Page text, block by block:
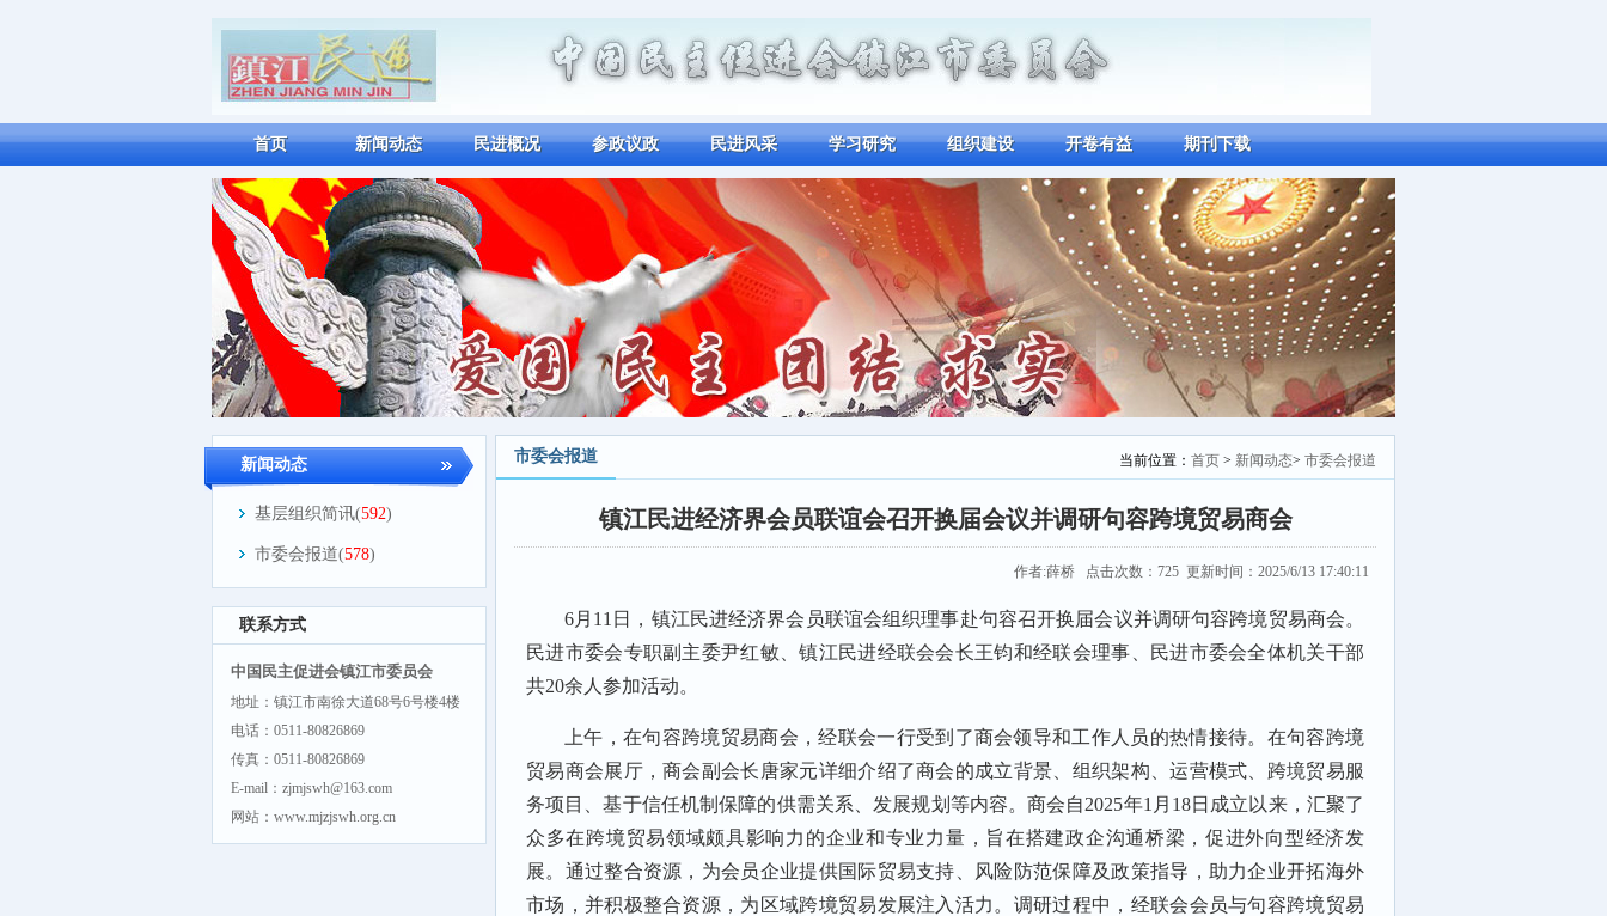
首页 新闻动态 民进概况 参政议政 民进风采 学习研究 组织建设 开卷有益 期刊下载
新闻动态
基层组织简讯(592)
市委会报道(578)
联系方式
中国民主促进会镇江市委员会
地址：镇江市南徐大道68号6号楼4楼
电话：0511-80826869
传真：0511-80826869
E-mail：zjmjswh@163.com
网站：www.mjzjswh.org.cn
当前位置： 首页 > 新闻动态> 市委会报道
市委会报道
镇江民进经济界会员联谊会召开换届会议并调研句容跨境贸易商会
作者:薛桥 点击次数： 725 更新时间：2025/6/13 17:40:11
6月11日，镇江民进经济界会员联谊会组织理事赴句容召开换届会议并调研句容跨境贸易商会。
民进市委会专职副主委尹红敏、镇江民进经联会会长王钧和经联会理事、民进市委会全体机关干部
共20余人参加活动。
上午，在句容跨境贸易商会，经联会一行受到了商会领导和工作人员的热情接待。在句容跨境
贸易商会展厅，商会副会长唐家元详细介绍了商会的成立背景、组织架构、运营模式、跨境贸易服
务项目、基于信任机制保障的供需关系、发展规划等内容。商会自2025年1月18日成立以来，汇聚了
众多在跨境贸易领域颇具影响力的企业和专业力量，旨在搭建政企沟通桥梁，促进外向型经济发
展。通过整合资源，为会员企业提供国际贸易支持、风险防范保障及政策指导，助力企业开拓海外
市场，并积极整合资源，为区域跨境贸易发展注入活力。调研过程中，经联会会员与句容跨境贸易